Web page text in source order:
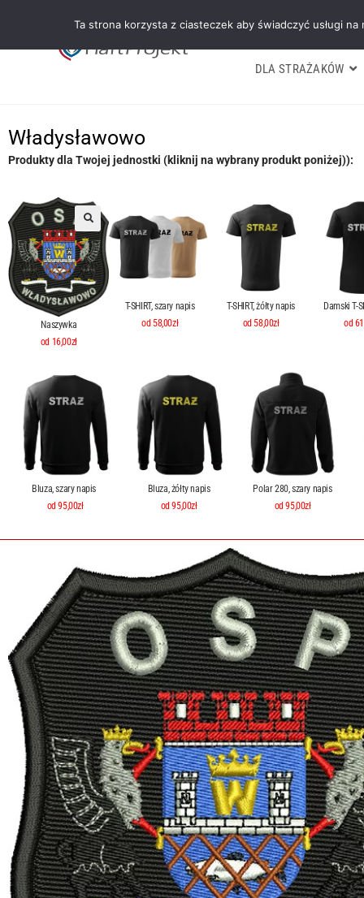
DLA STRAŻAKÓW
Władysławowo
Produkty dla Twojej jednostki (kliknij na wybrany produkt poniżej)):
Naszywka
od 16,00zł
T-SHIRT, szary napis
od 58,00zł
T-SHIRT, żółty napis
od 58,00zł
Damski T-
od
Bluza, szary napis
od 95,00zł
Bluza, żółty napis
od 95,00zł
Polar 280, szary napis
od 95,00zł
Ta strona korzysta z ciasteczek aby świadczyć usługi